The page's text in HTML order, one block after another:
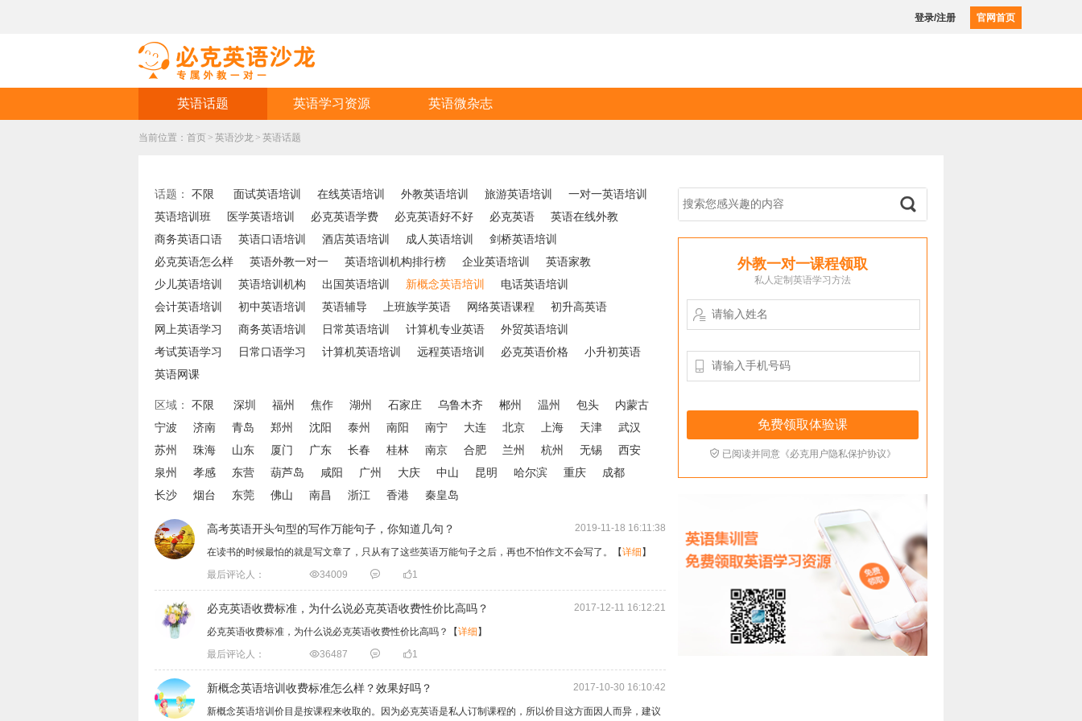
登录/注册 官网首页
英语话题 英语学习资源 英语微杂志
当前位置： 首页 > 英语沙龙 > 英语话题
外教一对一课程领取
私人定制英语学习方法


 已阅读并同意《必克用户隐私保护协议》
话题： 不限 面试英语培训 在线英语培训 外教英语培训 旅游英语培训
一对一英语培训
英语培训班
医学英语培训 必克英语学费 必克英语好不好 必克英语
英语在线外教
商务英语口语
英语口语培训 酒店英语培训 成人英语培训
剑桥英语培训
必克英语怎么样
英语外教一对一 英语培训机构排行榜 企业英语培训
英语家教
少儿英语培训
英语培训机构 出国英语培训 新概念英语培训
电话英语培训
会计英语培训
初中英语培训 英语辅导 上班族学英语 网络英语课程
初升高英语
网上英语学习
商务英语培训 日常英语培训 计算机专业英语
外贸英语培训
考试英语学习
日常口语学习 计算机英语培训 远程英语培训 必克英语价格
小升初英语
英语网课
区域： 不限 深圳 福州 焦作 湖州 石家庄 乌鲁木齐 郴州 温州 包头
内蒙古
宁波
济南 青岛 郑州 沈阳 泰州 南阳 南宁 大连 北京 上海 天津
武汉
苏州
珠海 山东 厦门 广东 长春 桂林 南京 合肥 兰州 杭州 无锡
西安
泉州
孝感 东营 葫芦岛 咸阳 广州 大庆 中山 昆明 哈尔滨 重庆
成都
长沙
烟台 东莞 佛山 南昌 浙江 香港 秦皇岛
高考英语开头句型的写作万能句子，你知道几句？ 2019-11-18 16:11:38
在读书的时候最怕的就是写文章了，只从有了这些英语万能句子之后，再也不怕作文不会写了。 【详细 】
最后评论人：
34009  1
必克英语收费标准，为什么说必克英语收费性价比高吗？ 2017-12-11 16:12:21
必克英语收费标准，为什么说必克英语收费性价比高吗？ 【详细 】
最后评论人：
36487  1
新概念英语培训收费标准怎么样？效果好吗？ 2017-10-30 16:10:42
新概念英语培训价目是按课程来收取的。因为必克英语是私人订制课程的，所以价目这方面因人而异，建议